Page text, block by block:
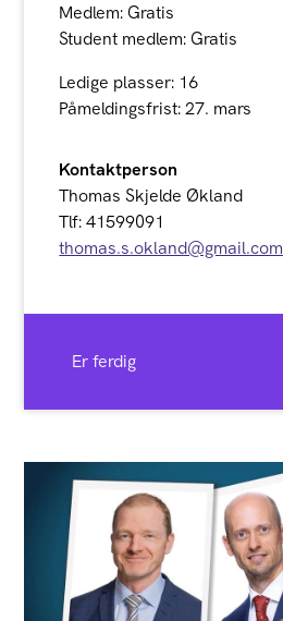
Medlem: Gratis
Student medlem: Gratis
Ledige plasser: 16
Påmeldingsfrist: 27. mars
Kontaktperson
Thomas Skjelde Økland
Tlf: 41599091
thomas.s.okland@gmail.com
Er ferdig